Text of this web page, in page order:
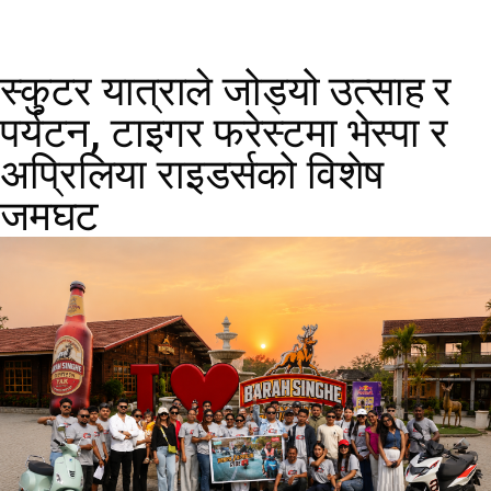
स्कुटर यात्राले जोड्यो उत्साह र
पर्यटन, टाइगर फरेस्टमा भेस्पा र
अप्रिलिया राइडर्सको विशेष
जमघट